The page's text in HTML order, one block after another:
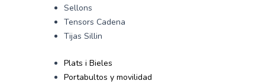
Sellons
Tensors Cadena
Tijas Sillin
Plats i Bieles
Portabultos y movilidad